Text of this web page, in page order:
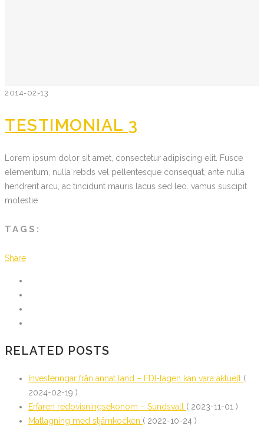
2014-02-13
TESTIMONIAL 3
Lorem ipsum dolor sit amet, consectetur adipiscing elit. Fusce
elementum, nulla rebds vel pellentesque consequat, ante nulla
hendrerit arcu, ac tincidunt mauris lacus sed leo. vamus suscipit
molestie
TAGS:
Share
RELATED POSTS
Investeringar från annat land – FDI-lagen kan vara aktuell (
2024-02-19 )
Erfaren redovisningsekonom – Sundsvall ( 2023-11-01 )
Matlagning med stjärnkocken ( 2022-10-24 )